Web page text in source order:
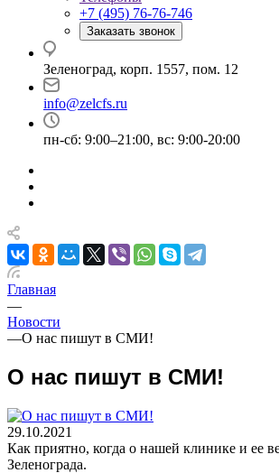
+7 (495) 76-76-746
Заказать звонок
Зеленоград, корп. 1557, пом. 12
info@zelcfs.ru
пн-сб: 9:00–21:00, вс: 9:00-20:00
Главная
—
Новости
—О нас пишут в СМИ!
О нас пишут в СМИ!
29.10.2021
Как приятно, когда о нашей клинике и ее
Зеленограда.